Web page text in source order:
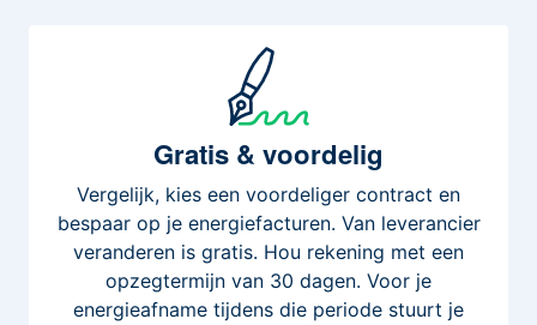
Gratis & voordelig
Vergelijk, kies een voordeliger contract en
bespaar op je energiefacturen. Van leverancier
veranderen is gratis. Hou rekening met een
opzegtermijn van 30 dagen. Voor je
energieafname tijdens die periode stuurt je